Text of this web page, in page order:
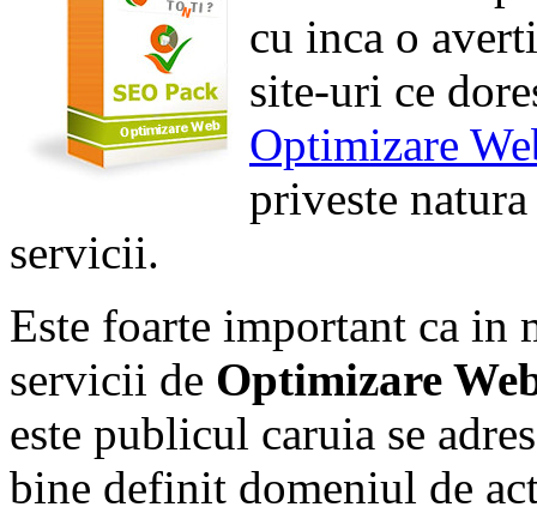
cu inca o
site-uri ce
Optimizare
priveste
servicii.
Este foarte important ca in
servicii de Optimizare
este publicul caruia se
bine definit domeniul de